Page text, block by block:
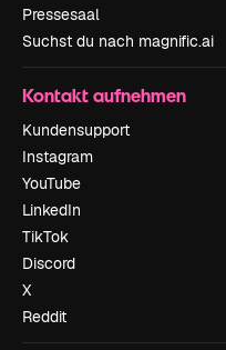
Pressesaal
Suchst du nach magnific.ai
Kontakt aufnehmen
Kundensupport
Instagram
YouTube
LinkedIn
TikTok
Discord
X
Reddit